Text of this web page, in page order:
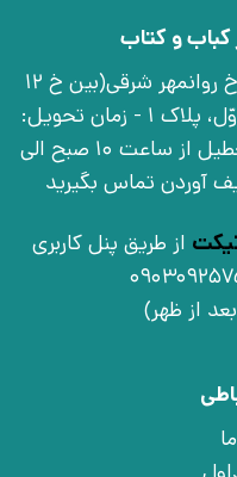
کباب و کتاب
تهران، خ انقلاب، خ 12 فروردین، خ روانمهر شرقی(بین خ 12
فروردین و خ فخر رازی)، بن‌بست اوّل، پلاک 1 - زمان تحویل:
شنبه تا چهارشنبه به جز روزهای تعطیل از ساعت 10 صبح الی
از طریق پنل کاربری